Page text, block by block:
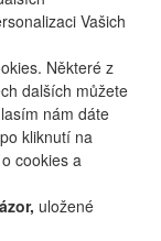
Vašich
Některé z
dalších můžete
nám dáte
kliknutí na
cookies a
uložené
nejdražšího